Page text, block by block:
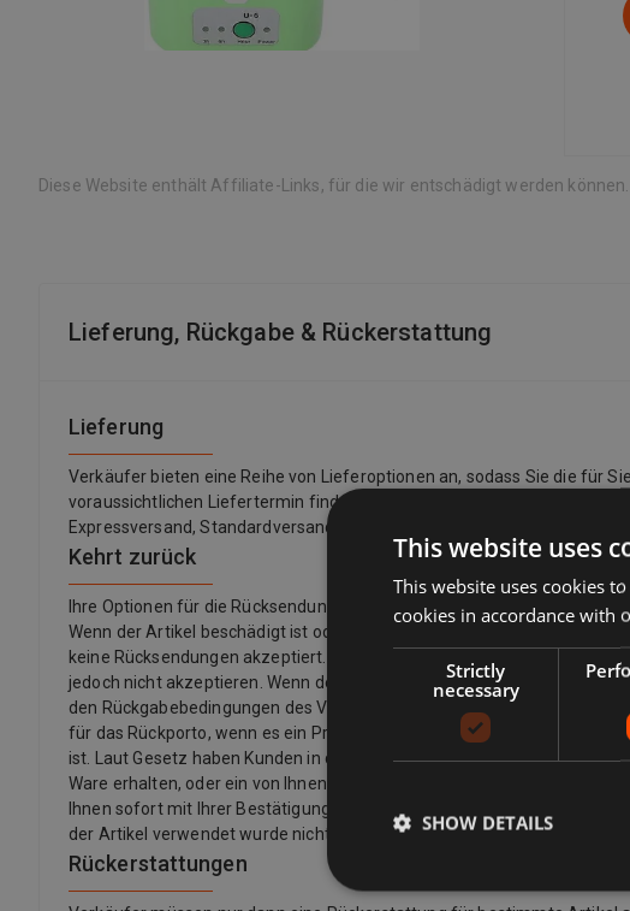
Diese Website enthält Affiliate-Links, für die wir entschädigt werden können.
Lieferung, Rückgabe & Rückerstattung
Lieferung
Verkäufer bieten eine Reihe von Lieferoptionen an, sodass Sie die für
voraussichtlichen Liefertermin finden Sie immer in einer Auflistung des
Expressversand, Standardversand, Economy-Versand, Click & Collect,
Kehrt zurück
Ihre Optionen für die Rücksendung eines Artikels hängen davon ab,
Wenn der Artikel beschädigt ist oder nicht mit der
keine Rücksendungen akzeptiert. Wenn Sie Ihre Meinung geändert
jedoch nicht akzeptieren. Wenn der Käufer seine Meinung zu einem
den Rückgabebedingungen des Verkäufers. Verkäufer können dem
für das Rückporto, wenn es ein Problem mit dem Artikel gibt. Wenn
ist. Laut Gesetz haben Kunden in der Europäischen Union auch das
Ware erhalten, oder ein von Ihnen angegebener Dritter (außer dem
Ihnen sofort mit Ihrer Bestätigung zur Verfügung gestellt werden,
der Artikel verwendet wurde nicht versiegelt.
Rückerstattungen
This website uses
This website uses cookies
cookies in accordance with
Strictly
necessary
SHOW DETAILS